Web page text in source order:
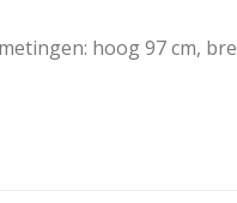
hoog 97 cm,